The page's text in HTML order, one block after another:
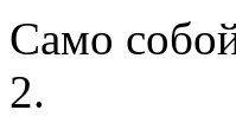
Само
2.